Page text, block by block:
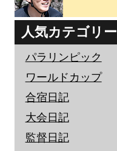
人気カテゴリー
パラリンピック
ワールドカップ
合宿日記
大会日記
監督日記